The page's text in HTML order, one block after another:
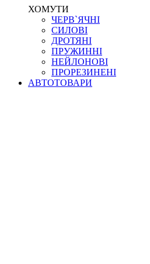
ХОМУТИ
ЧЕРВ`ЯЧНІ
СИЛОВІ
ДРОТЯНІ
ПРУЖИННІ
НЕЙЛОНОВІ
ПРОРЕЗИНЕНІ
АВТОТОВАРИ